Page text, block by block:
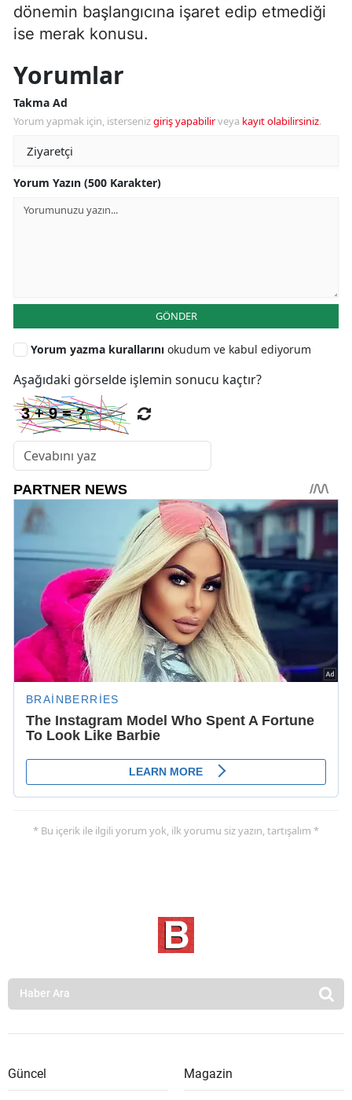
dönemin başlangıcına işaret edip etmediği
ise merak konusu.
Yorumlar
Takma Ad
Yorum yapmak için, istersenizgiriş yapabilirveya kayıt olabilirsiniz.
Yorum Yazın (500 Karakter)
GÖNDER
Yorum yazma kurallarını okudum ve kabul ediyorum
Aşağıdaki görselde işlemin sonucu kaçtır?
* Bu içerik ile ilgili yorum yok, ilk yorumu siz yazın, tartışalım *
Güncel Magazin